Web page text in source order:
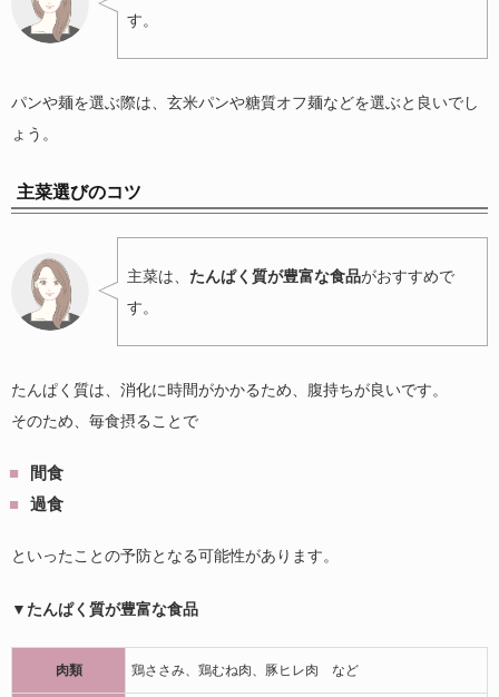
す。
パンや麺を選ぶ際は、玄米パンや糖質オフ麺などを選ぶと良いでし
ょう。
主菜選びのコツ
主菜は、 たんぱく質が豊富な食品がおすすめで
す。
たんぱく質は、消化に時間がかかるため、腹持ちが良いです。
そのため、毎食摂ることで
間食
過食
といったことの予防となる可能性があります。
▼たんぱく質が豊富な食品
肉類 鶏ささみ、鶏むね肉、豚ヒレ肉 など